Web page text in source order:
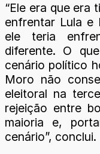
“Ele era que era
enfrentar Lula e
ele teria
diferente. O
cenário político
Moro não
eleitoral na
rejeição entre
maioria e,
cenário”, conclui.